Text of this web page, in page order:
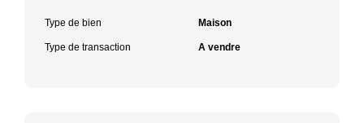
Type de bien Maison
Type de transaction A vendre